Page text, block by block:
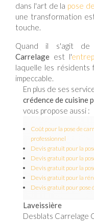
dans l'art de la pose
une transformation
touche.
Quand il s'agit de
Carrelage est l'
laquelle les résidents
impeccable.
En plus de ses
crédence de cuisine
vous propose aussi :
Coût pour la pose de
professionnel
Devis gratuit pour la
Devis gratuit pour la
Devis gratuit pour la
Devis gratuit pour la
Devis gratuit pour pose
Laveissière
Desblats Carrelage